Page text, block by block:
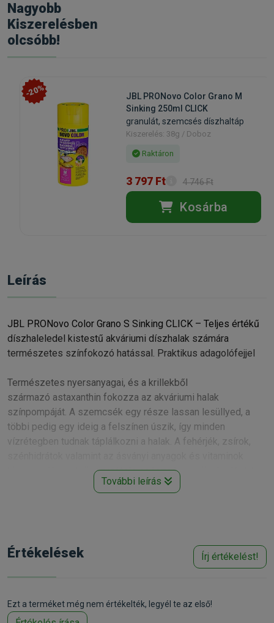
Nagyobb
Kiszerelésben
olcsóbb!
-20%
JBL PRONovo Color Grano M
Sinking 250ml CLICK
granulát, szemcsés díszhaltáp
Kiszerelés: 38g / Doboz
Raktáron
3 797 Ft 4 746 Ft
Kosárba
Leírás
JBL PRONovo Color Grano S Sinking CLICK – Teljes értékű
díszhaleledel kistestű akváriumi díszhalak számára
természetes színfokozó hatással. Praktikus adagolófejjel
Természetes nyersanyagai, és a krillekből
származó astaxanthin fokozza az akváriumi halak
színpompáját. A szemcsék egy része lassan lesüllyed, a
többi pedig egy ideig a felszínen úszik, így minden
vízrétegben tudnak táplálkozni a halak. A fehérjék, zsírok,
kiegyensúlyozott összetétele egészséges növekedést és
megnövekedett ellenálló-képességet biztosít. A
etessünk, amennyit a halak néhány perc alatt elfogyasztanak.
A fiatal halakat sűrűbben etethetjük. Ideális haletető
automatákhoz is.
kerüljön a vízbe, amennyit szeretnénk: Nem fog felesleges
mennyiség a vízbe ömleni, ezáltal kozkáztatva a vízminőség
További leírás
Értékelések Írj értékelést!
Ezt a terméket még nem értékelték, legyél te az első!